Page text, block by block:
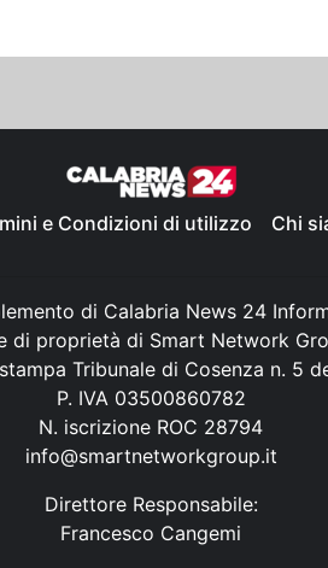
e Condizioni di utilizzo Chi
di Calabria News 24
di proprietà di Smart Network
Tribunale di Cosenza n. 5
P. IVA 03500860782
N. iscrizione ROC 28794
info@smartnetworkgroup.it
Direttore Responsabile:
Francesco Cangemi